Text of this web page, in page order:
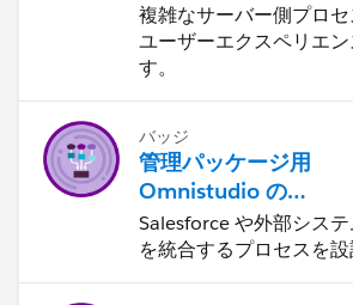
複雑なサーバー側プロセ
ユーザーエクスペリエン
す。
バッジ
管理パッケージ用
Omnistudio の
Integration
Salesforce や外部シス
を統合するプロセスを設